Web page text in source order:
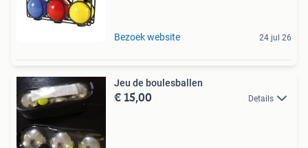
Bezoek website 24 jul 26
Jeu de boulesballen
€ 15,00 Details